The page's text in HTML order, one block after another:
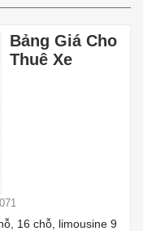
Bảng Giá Cho
Thuê Xe
16 chỗ, limousine 9